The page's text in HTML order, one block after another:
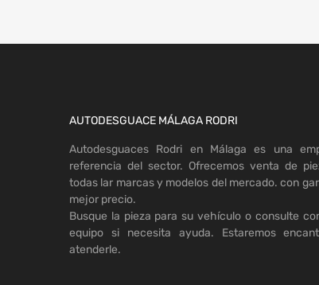
AUTODESGUACE MÁLAGA RODRI
Autodesguaces Rodri en Málaga es una
referencia del sector. Ofrecemos venta de
todas lar marcas y modelos del mercado. con
mejor precio.
Busque la pieza para su vehículo o consulte
equipo si necesita ayuda. Estaremos
atenderle.